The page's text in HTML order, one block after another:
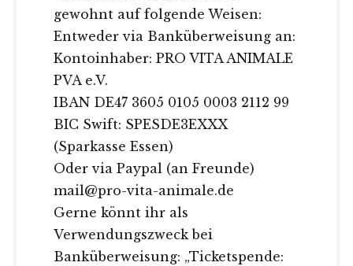
gewohnt auf folgende Weisen:
Entweder via Banküberweisung an:
Kontoinhaber: PRO VITA ANIMALE
PVA e.V.
IBAN DE47 3605 0105 0003 2112 99
BIC Swift: SPESDE3EXXX
(Sparkasse Essen)
Oder via Paypal (an Freunde)
mail@pro-vita-animale.de
Gerne könnt ihr als
Verwendungszweck bei
Banküberweisung: „Ticketspende: